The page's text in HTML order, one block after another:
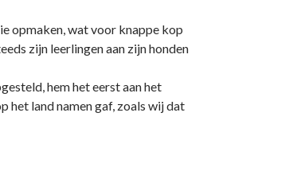
opmaken, wat voor knappe kop
zijn leerlingen aan zijn honden
hem het eerst aan het
het land namen gaf, zoals wij dat